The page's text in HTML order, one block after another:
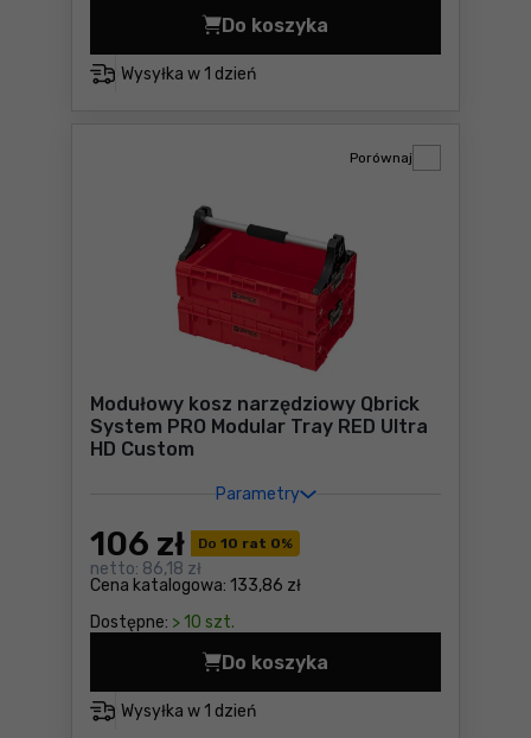
Wysyłka w 1 dzień
Do koszyka
Walizka do elektronarzędzi
Modułowy kosz narzędziowy Qbrick
System PRO Modular Tray RED Ultra
HD Custom
Parametry
Do 10 rat 0%
Cena katalogowa: 133,86 zł
106 zł
netto: 86,18 zł
Dostępne: > 10 szt.
Porównaj
Wysyłka w 1 dzień
Do koszyka
Modułowy kosz